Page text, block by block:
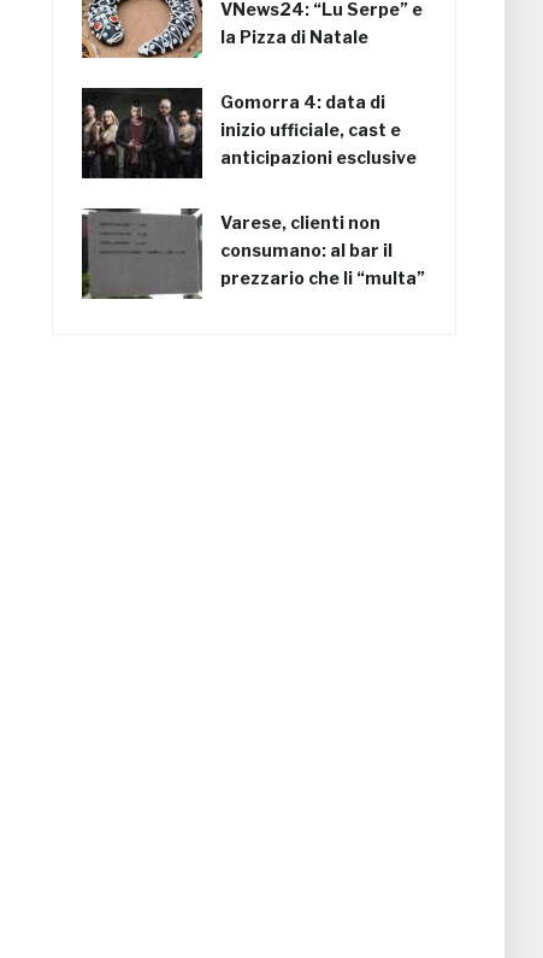
VNews24: “Lu Serpe” e
la Pizza di Natale
Gomorra 4: data di
inizio ufficiale, cast e
anticipazioni esclusive
Varese, clienti non
consumano: al bar il
prezzario che li “multa”